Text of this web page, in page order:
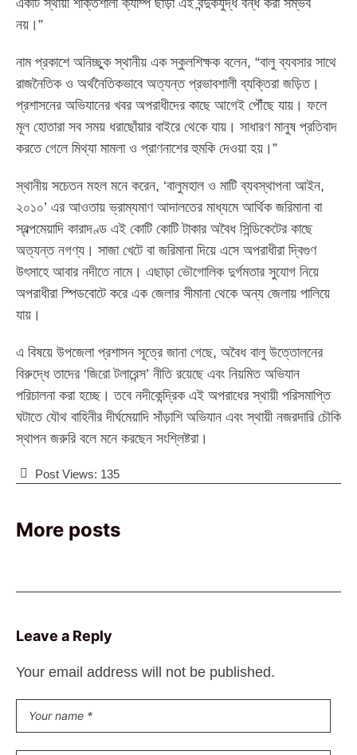
নয়।”
নাম প্রকাশে অনিচ্ছুক স্থানীয় এক স্কুলশিক্ষক বলেন, “বালু ব্যবসার সাথে
রাজনৈতিক ও অর্থনৈতিকভাবে অত্যন্ত প্রভাবশালী ব্যক্তিরা জড়িত।
প্রশাসনের অভিযানের খবর অপরাধীদের কাছে আগেই পৌঁছে যায়। ফলে
মূল হোতারা সব সময় ধরাছোঁয়ার বাইরে থেকে যায়। সাধারণ মানুষ প্রতিবাদ
করতে গেলে মিথ্যা মামলা ও প্রাণনাশের হুমকি দেওয়া হয়।”
স্থানীয় সচেতন মহল মনে করেন, ‘বালুমহাল ও মাটি ব্যবস্থাপনা আইন,
২০১০’ এর আওতায় ভ্রাম্যমাণ আদালতের মাধ্যমে আর্থিক জরিমানা বা
স্বল্পমেয়াদি কারাদণ্ড এই কোটি কোটি টাকার অবৈধ সিন্ডিকেটের কাছে
অত্যন্ত নগণ্য। সাজা খেটে বা জরিমানা দিয়ে এসে অপরাধীরা দ্বিগুণ
উৎসাহে আবার নদীতে নামে। এছাড়া ভৌগোলিক দুর্গমতার সুযোগ নিয়ে
অপরাধীরা স্পিডবোটে করে এক জেলার সীমানা থেকে অন্য জেলায় পালিয়ে
যায়।
এ বিষয়ে উপজেলা প্রশাসন সূত্রে জানা গেছে, অবৈধ বালু উত্তোলনের
বিরুদ্ধে তাদের ‘জিরো টলারেন্স’ নীতি রয়েছে এবং নিয়মিত অভিযান
পরিচালনা করা হচ্ছে। তবে নদীকেন্দ্রিক এই অপরাধের স্থায়ী পরিসমাপ্তি
ঘটাতে যৌথ বাহিনীর দীর্ঘমেয়াদি সাঁড়াশি অভিযান এবং স্থায়ী নজরদারি চৌকি
স্থাপন জরুরি বলে মনে করছেন সংশ্লিষ্টরা।
Post Views: 135
More posts
Leave a Reply
Your email address will not be published.